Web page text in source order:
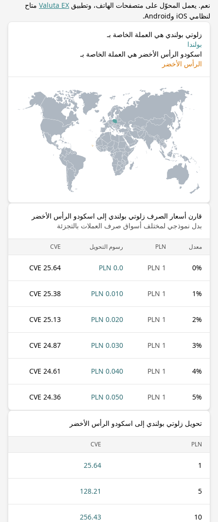
نعم. يعمل المحوّل على متصفحات الهاتف، وتطبيق Valuta EX متاح
لنظامي iOS وAndroid.
زلوتي بولندي هي العملة الخاصة بـ
بولندا
اسكودو الرأس الأخضر هي العملة الخاصة بـ
الرأس الأخضر
قارن أسعار الصرف زلوتي بولندي إلى اسكودو الرأس الأخضر
بدل نموذجي لمختلف أسواق صرف العملات بالتجزئة
معدل PLN رسوم التحويل CVE
0%
1 PLN
0.0 PLN
25.64 CVE
1%
1 PLN
0.010 PLN
25.38 CVE
2%
1 PLN
0.020 PLN
25.13 CVE
3%
1 PLN
0.030 PLN
24.87 CVE
4%
1 PLN
0.040 PLN
24.61 CVE
5%
1 PLN
0.050 PLN
24.36 CVE
تحويل زلوتي بولندي إلى اسكودو الرأس الأخضر
PLN
CVE
1
25.64
5
128.21
10
256.43